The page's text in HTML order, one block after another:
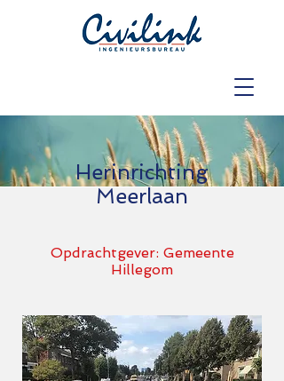
Herinrichting
Meerlaan
Opdrachtgever: Gemeente
Hillegom